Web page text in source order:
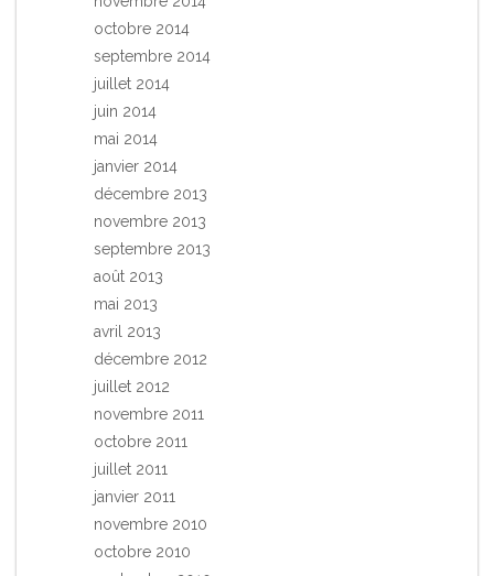
octobre 2014
septembre 2014
juillet 2014
juin 2014
mai 2014
janvier 2014
décembre 2013
novembre 2013
septembre 2013
août 2013
mai 2013
avril 2013
décembre 2012
juillet 2012
novembre 2011
octobre 2011
juillet 2011
janvier 2011
novembre 2010
octobre 2010